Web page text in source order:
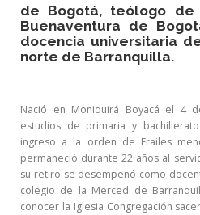
de Bogotá, teólogo de
Buenaventura de
docencia universitaria
norte de Barranquilla.
Nació en Moniquirá Boyacá el 4
estudios de primaria y
ingreso a la orden de Frailes
permaneció durante 22 años al
su retiro se desempeñó como
colegio de la Merced de
conocer la Iglesia Congregación